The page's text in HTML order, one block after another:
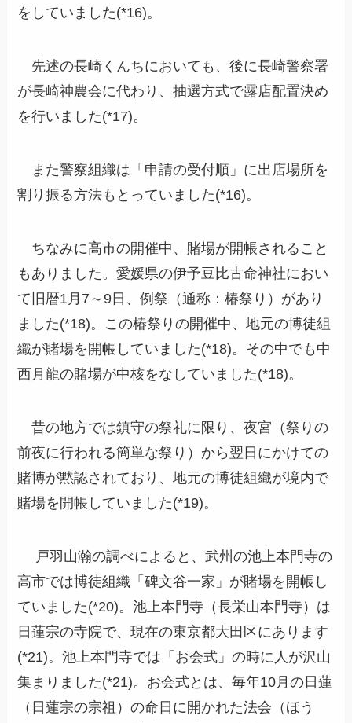
をしていました(*16)。
先述の長崎くんちにおいても、後に長崎警察署
が長崎神農会に代わり、抽選方式で露店配置決め
を行いました(*17)。
また警察組織は「申請の受付順」に出店場所を
割り振る方法もとっていました(*16)。
ちなみに高市の開催中、賭場が開帳されること
もありました。愛媛県の伊予豆比古命神社におい
て旧暦1月7～9日、例祭（通称：椿祭り）があり
ました(*18)。この椿祭りの開催中、地元の博徒組
織が賭場を開帳していました(*18)。その中でも中
西月龍の賭場が中核をなしていました(*18)。
昔の地方では鎮守の祭礼に限り、夜宮（祭りの
前夜に行われる簡単な祭り）から翌日にかけての
賭博が黙認されており、地元の博徒組織が境内で
賭場を開帳していました(*19)。
戸羽山瀚の調べによると、武州の池上本門寺の
高市では博徒組織「碑文谷一家」が賭場を開帳し
ていました(*20)。池上本門寺（長栄山本門寺）は
日蓮宗の寺院で、現在の東京都大田区にあります
(*21)。池上本門寺では「お会式」の時に人が沢山
集まりました(*21)。お会式とは、毎年10月の日蓮
（日蓮宗の宗祖）の命日に開かれた法会（ほう